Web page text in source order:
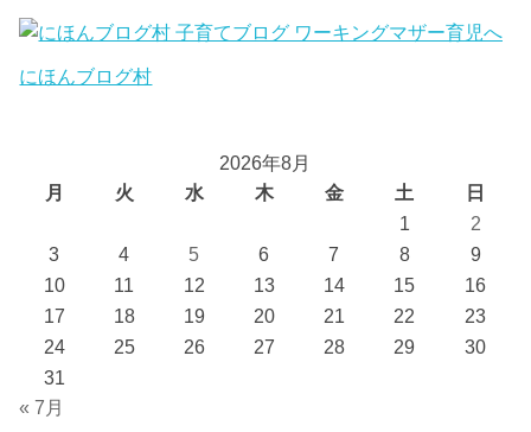
にほんブログ村
2026年8月
月
火 水 木 金 土
日
1
2
3
4 5 6 7 8
9
10
11 12 13 14 15
16
17
18 19 20 21 22
23
24
25 26 27 28 29
30
31
« 7月